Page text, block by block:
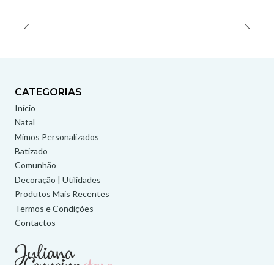
CATEGORIAS
Início
Natal
Mimos Personalizados
Batizado
Comunhão
Decoração | Utilidades
Produtos Mais Recentes
Termos e Condições
Contactos